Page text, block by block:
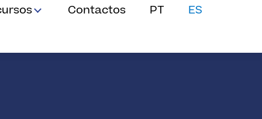
Contactos PT ES